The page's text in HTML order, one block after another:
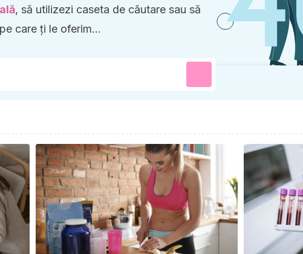
, să utilizezi caseta de căutare sau să
care ți le oferim...